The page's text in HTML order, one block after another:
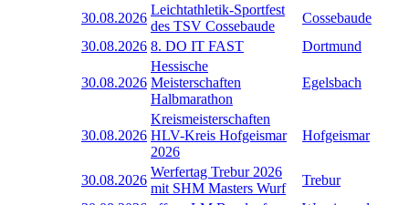
30.08.2026
Leichtathletik-Sportfest
des TSV Cossebaude
Cossebaude
30.08.2026 8. DO IT FAST Dortmund
30.08.2026
Hessische
Meisterschaften
Halbmarathon
Egelsbach
30.08.2026
Kreismeisterschaften
HLV-Kreis Hofgeismar
2026
Hofgeismar
30.08.2026
Werfertag Trebur 2026
mit SHM Masters Wurf
Trebur